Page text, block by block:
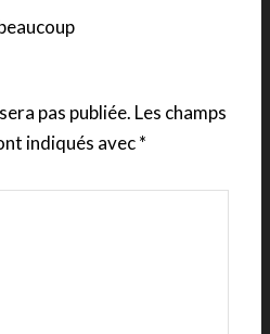
pas publiée. Les champs
indiqués avec*